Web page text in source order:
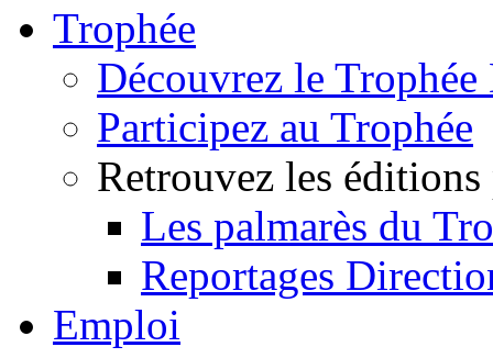
Trophée
Découvrez le
Participez au Trophée
Retrouvez les éditions
Les palmarès du
Reportages
Emploi